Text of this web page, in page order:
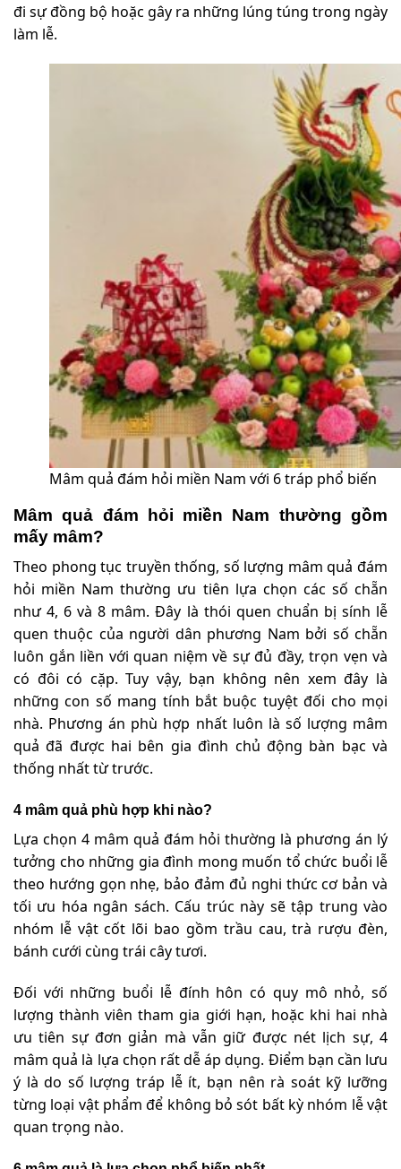
đi sự đồng bộ hoặc gây ra những lúng túng trong ngày
làm lễ.
Mâm quả đám hỏi miền Nam với 6 tráp phổ biến
Mâm quả đám hỏi miền Nam thường gồm
mấy mâm?
Theo phong tục truyền thống, số lượng mâm quả đám
hỏi miền Nam thường ưu tiên lựa chọn các số chẵn
như 4, 6 và 8 mâm. Đây là thói quen chuẩn bị sính lễ
quen thuộc của người dân phương Nam bởi số chẵn
luôn gắn liền với quan niệm về sự đủ đầy, trọn vẹn và
có đôi có cặp. Tuy vậy, bạn không nên xem đây là
những con số mang tính bắt buộc tuyệt đối cho mọi
nhà. Phương án phù hợp nhất luôn là số lượng mâm
quả đã được hai bên gia đình chủ động bàn bạc và
thống nhất từ trước.
4 mâm quả phù hợp khi nào?
Lựa chọn 4 mâm quả đám hỏi thường là phương án lý
tưởng cho những gia đình mong muốn tổ chức buổi lễ
theo hướng gọn nhẹ, bảo đảm đủ nghi thức cơ bản và
tối ưu hóa ngân sách. Cấu trúc này sẽ tập trung vào
nhóm lễ vật cốt lõi bao gồm trầu cau, trà rượu đèn,
bánh cưới cùng trái cây tươi.
Đối với những buổi lễ đính hôn có quy mô nhỏ, số
lượng thành viên tham gia giới hạn, hoặc khi hai nhà
ưu tiên sự đơn giản mà vẫn giữ được nét lịch sự, 4
mâm quả là lựa chọn rất dễ áp dụng. Điểm bạn cần lưu
ý là do số lượng tráp lễ ít, bạn nên rà soát kỹ lưỡng
từng loại vật phẩm để không bỏ sót bất kỳ nhóm lễ vật
quan trọng nào.